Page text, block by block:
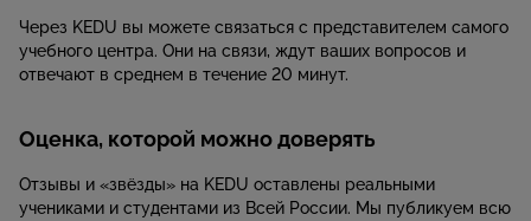
Через KEDU вы можете связаться с представителем самого
учебного центра. Они на связи, ждут ваших вопросов и
отвечают в среднем в течение 20 минут.
Оценка, которой можно доверять
Отзывы и «звёзды» на KEDU оставлены реальными
учениками и студентами из Всей России. Мы публикуем всю